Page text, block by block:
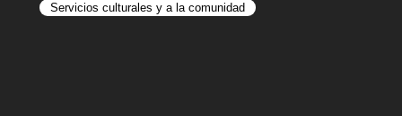
Servicios culturales y a la comunidad